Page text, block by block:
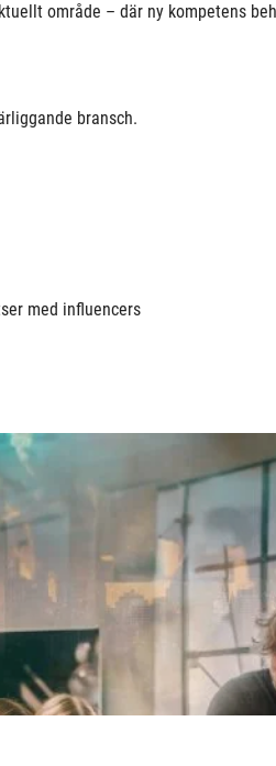
område – där ny kompetens
bransch.
med influencers